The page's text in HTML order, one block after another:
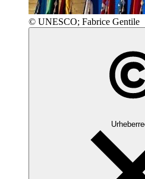
© UNESCO; Fabrice Gentile